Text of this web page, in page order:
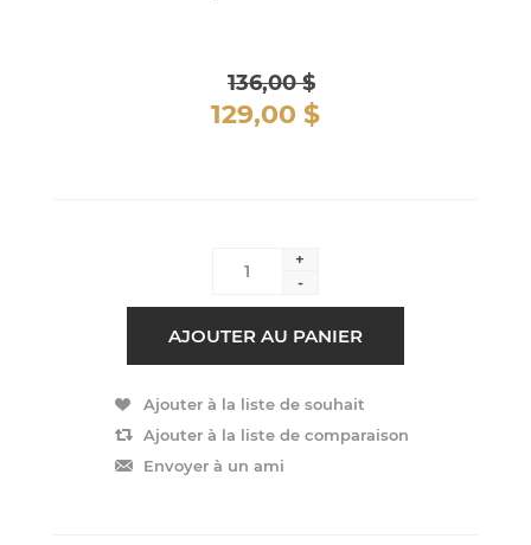
136,00 $
129,00 $
+
-